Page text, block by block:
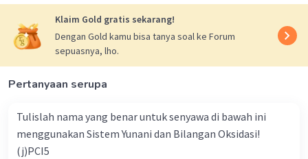
Klaim Gold gratis sekarang!
Dengan Gold kamu bisa tanya soal ke Forum
sepuasnya, lho.
Pertanyaan serupa
Tulislah nama yang benar untuk senyawa di bawah ini
menggunakan Sistem Yunani dan Bilangan Oksidasi!
(j)PCI5